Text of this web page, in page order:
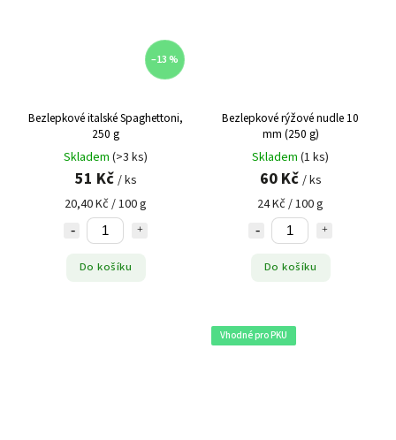
–13 %
Bezlepkové italské Spaghettoni,
250 g
Skladem (>3 ks)
51 Kč / ks
20,40 Kč / 100 g
Do košíku
Bezlepkové rýžové nudle 10
mm (250 g)
Skladem (1 ks)
60 Kč / ks
24 Kč / 100 g
Do košíku
Vhodné pro PKU